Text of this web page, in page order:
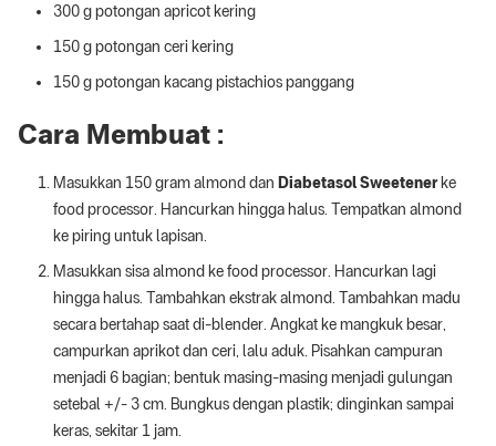
300 g potongan apricot kering
150 g potongan ceri kering
150 g potongan kacang pistachios panggang
Cara Membuat :
Masukkan 150 gram almond dan Diabetasol Sweetener ke
food processor. Hancurkan hingga halus. Tempatkan almond
ke piring untuk lapisan.
Masukkan sisa almond ke food processor. Hancurkan lagi
hingga halus. Tambahkan ekstrak almond. Tambahkan madu
secara bertahap saat di-blender. Angkat ke mangkuk besar,
campurkan aprikot dan ceri, lalu aduk. Pisahkan campuran
menjadi 6 bagian; bentuk masing-masing menjadi gulungan
setebal +/- 3 cm. Bungkus dengan plastik; dinginkan sampai
keras, sekitar 1 jam.